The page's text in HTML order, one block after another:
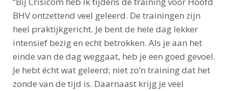
BHV ontzettend veel geleerd. De trainingen zijn
heel praktijkgericht. Je bent de hele dag lekker
intensief bezig en echt betrokken. Als je aan het
einde van de dag weggaat, heb je een goed gevoel.
Je hebt écht wat geleerd; niet zo’n training dat het
zonde van de tijd is. Daarnaast krijg je veel